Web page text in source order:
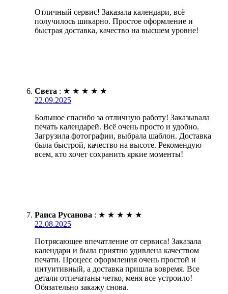
Отличный сервис! Заказала календари, всё
получилось шикарно. Простое оформление и
быстрая доставка, качество на высшем уровне!
Света : ★ ★ ★ ★ ★
22.09.2025
Большое спасибо за отличную работу! Заказывала
печать календарей. Всё очень просто и удобно.
Загрузила фотографии, выбрала шаблон. Доставка
была быстрой, качество на высоте. Рекомендую
всем, кто хочет сохранить яркие моменты!
Раиса Русанова : ★ ★ ★ ★ ★
22.08.2025
Потрясающее впечатление от сервиса! Заказала
календари и была приятно удивлена качеством
печати. Процесс оформления очень простой и
интуитивный, а доставка пришла вовремя. Все
детали отпечатаны четко, меня все устроило!
Обязательно закажу снова.